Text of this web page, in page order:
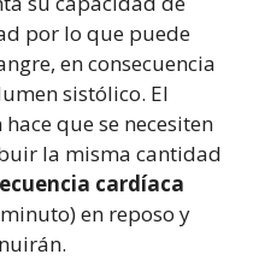
por lo que puede
en consecuencia
sistólico. El
que se necesiten
la misma cantidad
cardíaca
en reposo y